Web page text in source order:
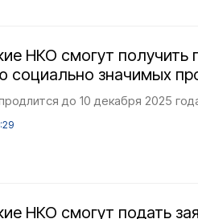
НКО смогут получить
социально значимых
до 10 декабря 2025
НКО смогут подать